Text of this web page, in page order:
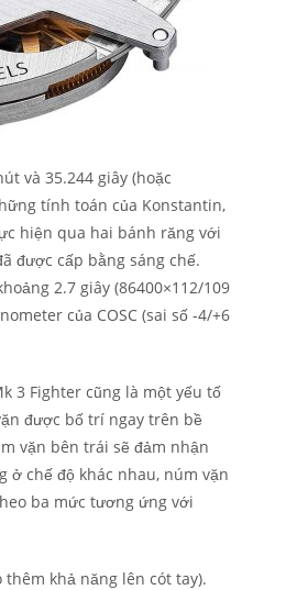
và 35.244 giây (hoặc
tính toán của Konstantin,
hiện qua hai bánh răng với
được cấp bằng sáng chế.
2.7 giây (86400×112/109
của COSC (sai số -4/+6
3 Fighter cũng là một yếu tố
được bố trí ngay trên bề
vặn bên trái sẽ đảm nhận
ở chế độ khác nhau, núm vặn
ba mức tương ứng với
thêm khả năng lên cót tay).